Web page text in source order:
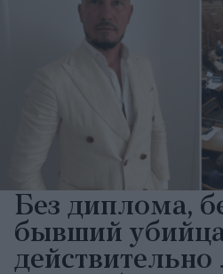
Без диплома,
бывший